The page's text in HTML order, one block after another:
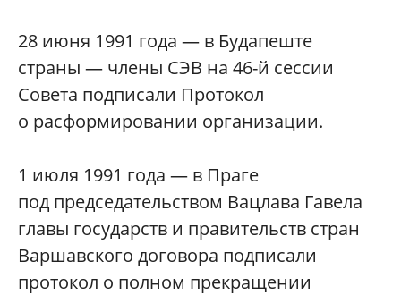
28 июня 1991 года — в Будапеште
страны — члены СЭВ на 46-й сессии
Совета подписали Протокол
о расформировании организации.
1 июля 1991 года — в Праге
под председательством Вацлава Гавела
главы государств и правительств стран
Варшавского договора подписали
протокол о полном прекращении